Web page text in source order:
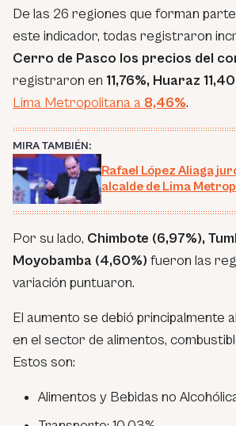
De las 26 regiones que forman
este indicador, todas registraron
Cerro de Pasco los precios del
registraron en 11,76%, Huaraz
Lima Metropolitana a 8,46%.
MIRA TAMBIÉN:
Rafael López Aliaga
alcalde de Lima
Por su lado, Chimbote (6,97%),
Moyobamba (4,60%) fueron las
variación puntuaron.
El aumento se debió principalmente
en el sector de alimentos,
Estos son:
Alimentos y Bebidas no